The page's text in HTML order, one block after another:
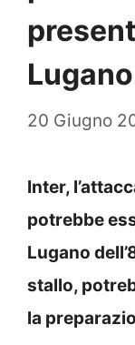
Lugano
20 Giugno
Inter,
potrebbe
Lugano
stallo,
la